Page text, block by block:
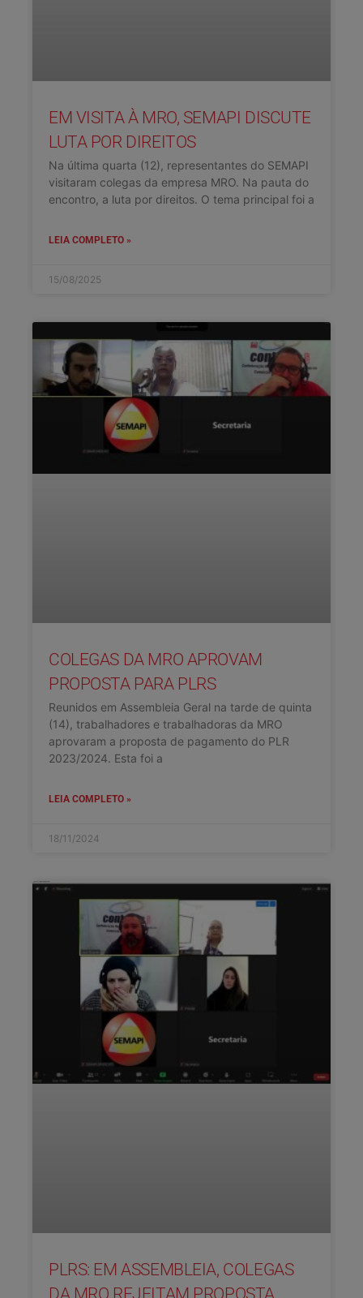
EM VISITA À MRO, SEMAPI DISCUTE
LUTA POR DIREITOS
Na última quarta (12), representantes do SEMAPI
visitaram colegas da empresa MRO. Na pauta do
encontro, a luta por direitos. O tema principal foi a
LEIA COMPLETO »
15/08/2025
COLEGAS DA MRO APROVAM
PROPOSTA PARA PLRS
Reunidos em Assembleia Geral na tarde de quinta
(14), trabalhadores e trabalhadoras da MRO
aprovaram a proposta de pagamento do PLR
2023/2024. Esta foi a
LEIA COMPLETO »
18/11/2024
PLRS: EM ASSEMBLEIA, COLEGAS